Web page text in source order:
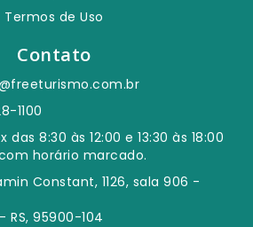
Termos de Uso
Contato
1100
das 8:30 às 12:00 e 13:30 às 18:00
horário marcado.
Constant, 1126, sala 906 -
RS, 95900-104